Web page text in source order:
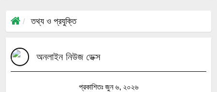
তথ্য ও প্রযুক্তি
অনলাইন নিউজ ডেক্স
প্রকাশিতঃ জুন ৬, ২০২৬